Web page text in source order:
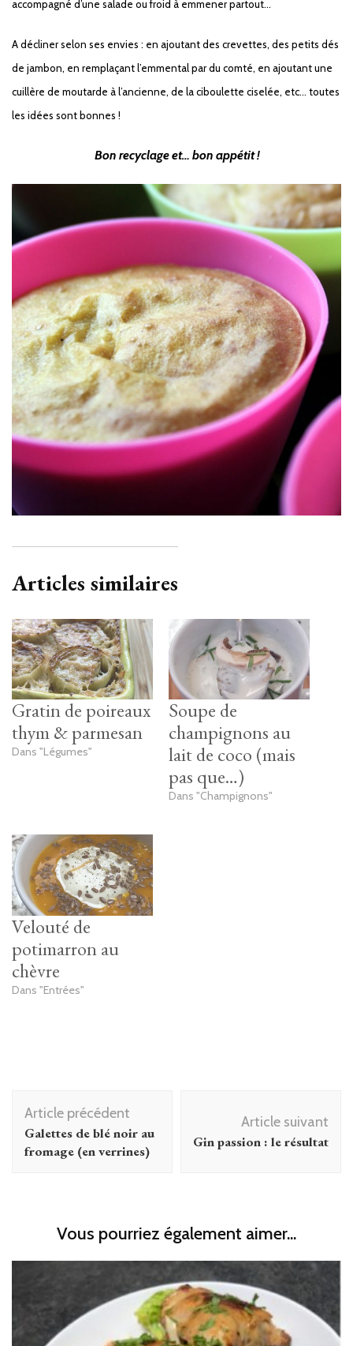
accompagné d’une salade ou froid à emmener partout…
A décliner selon ses envies : en ajoutant des crevettes, des petits dés
de jambon, en remplaçant l’emmental par du comté, en ajoutant une
cuillère de moutarde à l’ancienne, de la ciboulette ciselée, etc… toutes
les idées sont bonnes !
Bon recyclage et… bon appétit !
Articles similaires
Gratin de poireaux
thym & parmesan
Dans "Légumes"
Soupe de
champignons au
lait de coco (mais
pas que…)
Dans "Champignons"
Velouté de
potimarron au
chèvre
Dans "Entrées"
Navigation
d'article
Article précédent
Galettes de blé noir au
fromage (en verrines)
Article suivant
Gin passion : le résultat
Vous pourriez également aimer...